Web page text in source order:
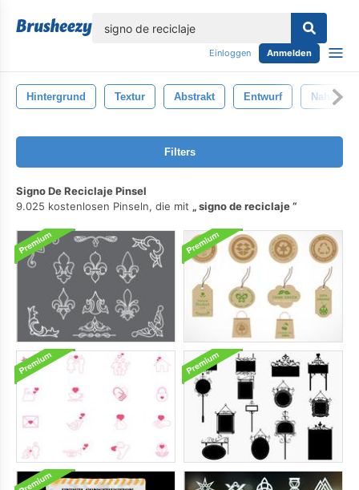
Einloggen Anmelden
Hintergrund Textur Abstrakt Entwurf
Filters
Signo De Reciclaje Pinsel
9.025 kostenlosen Pinseln, die mit
signo de reciclaje